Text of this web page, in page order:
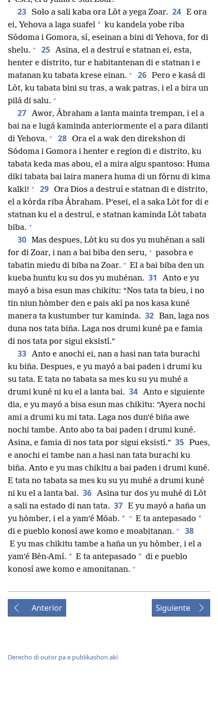
23 Solo a sali kaba ora Lòt a yega Zoar. 24 E ora
ei, Yehova a laga suafel * ku kandela yobe riba
Sódoma i Gomora, sí, eseinan a bini di Yehova, for di
shelu. + 25 Asina, el a destruí e statnan ei, esta,
henter e distrito, tur e habitantenan di e statnan i e
matanan ku tabata krese einan. + 26 Pero e kasá di
Lòt, ku tabata bini su tras, a wak patras, i el a bira un
pilá di salu. +
27 Awor, Ábraham a lanta mainta trempan, i el a
bai na e lugá kaminda anteriormente el a para dilanti
di Yehova. + 28 Ora el a wak den direkshon di
Sódoma i Gomora i henter e region di e distrito, ku
tabata keda mas abou, el a mira algu spantoso: Huma
diki tabata bai laira manera huma di un fòrnu di kima
kalki! + 29 Ora Dios a destruí e statnan di e distrito,
el a kòrda riba Ábraham. P’esei, el a saka Lòt for di e
statnan ku el a destruí, e statnan kaminda Lòt tabata
biba. +
30 Mas despues, Lòt ku su dos yu muhénan a sali
for di Zoar, i nan a bai biba den seru, + pasobra e
tabatin miedu di biba na Zoar. + El a bai biba den un
kueba huntu ku su dos yu muhénan. 31
Anto e yu
mayó a bisa esun mas chikitu: “Nos tata ta bieu, i no
tin niun hòmber den e pais akí pa nos kasa kuné
manera ta kustumber tur kaminda. 32 Ban, laga nos
duna nos tata biña. Laga nos drumi kuné pa e famia
di nos tata por sigui eksistí.”
33 Anto e anochi ei, nan a hasi nan tata burachi
ku biña. Despues, e yu mayó a bai paden i drumi ku
su tata. E tata no tabata sa mes ku su yu muhé a
drumi kuné ni ku el a lanta bai. 34 Anto e siguiente
dia, e yu mayó a bisa esun mas chikitu: “Ayera nochi
ami a drumi ku mi tata. Laga nos dun’é biña awe
nochi tambe. Anto abo ta bai paden i drumi kuné.
Asina, e famia di nos tata por sigui eksistí.” 35 Pues,
e anochi ei tambe nan a hasi nan tata burachi ku
biña. Anto e yu mas chikitu a bai paden i drumi kuné.
E tata no tabata sa mes ku su yu muhé a drumi kuné
ni ku el a lanta bai. 36 Asina tur dos yu muhé di Lòt
a sali na estado di nan tata. 37 E yu mayó a haña un
yu hòmber, i el a yam’é Móab. * + E ta antepasado *
di e pueblo konosí awe komo e moabitanan. + 38
E yu mas chikitu tambe a haña un yu hòmber, i el a
yam’é Bèn-Amí. * E ta antepasado * di e pueblo
konosí awe komo e amonitanan. +
Anterior Siguiente
Derecho di outor pa e publikashon akí